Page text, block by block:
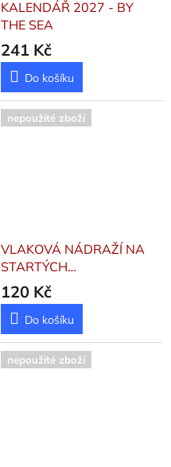
KALENDÁŘ 2027 - BY
THE SEA
241 Kč
Do košíku
nepoužité zboží
VLAKOVÁ NÁDRAŽÍ NA
STARTÝCH
POHLEDNICÍCH 2027
120 Kč
Do košíku
nepoužité zboží